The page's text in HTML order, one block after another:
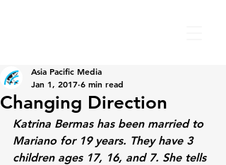
Changing Direction
Asia Pacific Media
Jan 1, 2017 6 min read
Katrina Bermas has been married to
Mariano for 19 years. They have 3
children ages 17, 16, and 7. She tells